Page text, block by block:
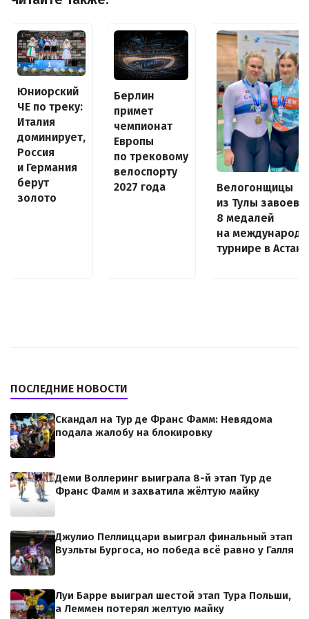
Юниорский
ЧЕ по треку:
Италия
доминирует,
Россия
и Германия
берут
золото
Берлин
примет
чемпионат
Европы
по трековому
велоспорту
2027 года
Велогонщицы
из Тулы
8 медалей
на
турнире в Астане
ПОСЛЕДНИЕ НОВОСТИ
Скандал на Тур де Франс Фамм: Невядома
подала жалобу на блокировку
Деми Воллеринг выиграла 8-й этап Тур де
Франс Фамм и захватила жёлтую майку
Джулио Пеллиццари выиграл финальный этап
Вуэльты Бургоса, но победа всё равно у Галля
Луи Барре выиграл шестой этап Тура Польши,
а Леммен потерял желтую майку